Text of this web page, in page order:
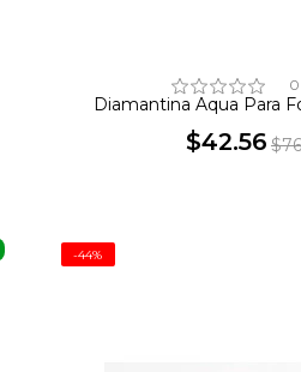
0
Diamantina Aqua Para
$42.56
-44%